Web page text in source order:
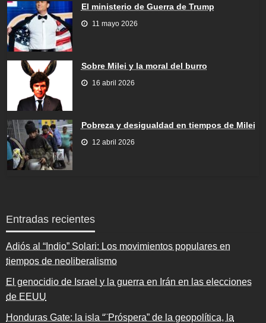
El ministerio de Guerra de Trump
11 mayo 2026
Sobre Milei y la moral del burro
16 abril 2026
Pobreza y desigualdad en tiempos de Milei
12 abril 2026
Entradas recientes
Adiós al “Indio” Solari: Los movimientos populares en
tiempos de neoliberalismo
El genocidio de Israel y la guerra en Irán en las elecciones
de EEUU
Honduras Gate: la isla “¨Próspera” de la geopolítica, la